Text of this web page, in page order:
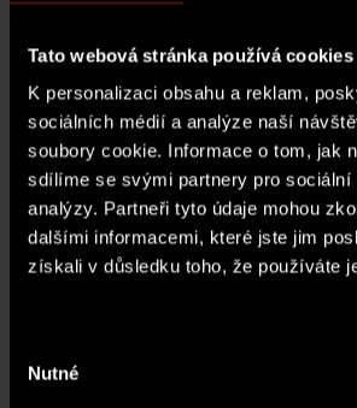
Tato webová stránka používá cookies
K personalizaci obsahu a reklam,
sociálních médií a analýze naší
soubory cookie. Informace o tom, jak
sdílíme se svými partnery pro sociální
analýzy. Partneři tyto údaje mohou
dalšími informacemi, které jste jim
získali v důsledku toho, že používáte
souhlasu
Nutné
Mezinárodní policení asociace
(IPA) při projektu „Bezpečně na
silnici“ určené především dětem všech
probíhá nejen v České republice, nýbrž i v
chránit děti, neboť jsou naší budoucností.
Společnost SATPO podpořilavýchovný
zábavných omalovánek, při jejichž
formou učí, jak se
správně chovat na ulici